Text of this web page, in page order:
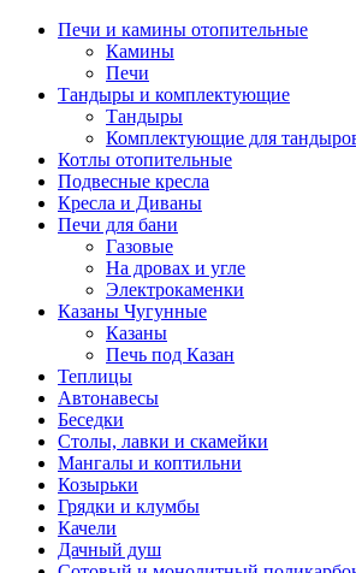
Печи и камины отопительные
Камины
Печи
Тандыры и комплектующие
Тандыры
Комплектующие для
Котлы отопительные
Подвесные кресла
Кресла и Диваны
Печи для бани
Газовые
На дровах и угле
Электрокаменки
Казаны Чугунные
Казаны
Печь под Казан
Теплицы
Автонавесы
Беседки
Столы, лавки и скамейки
Мангалы и коптильни
Козырьки
Грядки и клумбы
Качели
Дачный душ